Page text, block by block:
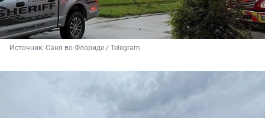
Источник: Саня во Флориде / Telegram